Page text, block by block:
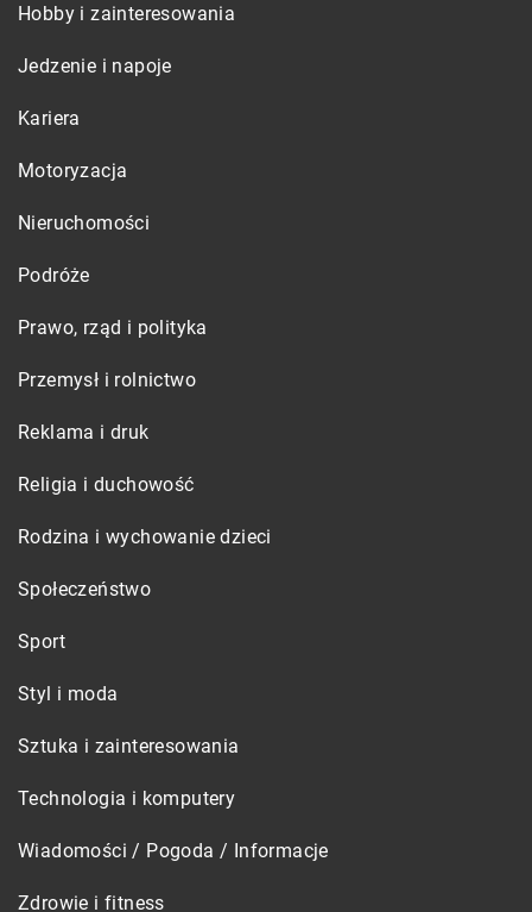
Hobby i zainteresowania
Jedzenie i napoje
Kariera
Motoryzacja
Nieruchomości
Podróże
Prawo, rząd i polityka
Przemysł i rolnictwo
Reklama i druk
Religia i duchowość
Rodzina i wychowanie dzieci
Społeczeństwo
Sport
Styl i moda
Sztuka i zainteresowania
Technologia i komputery
Wiadomości / Pogoda / Informacje
Zdrowie i fitness